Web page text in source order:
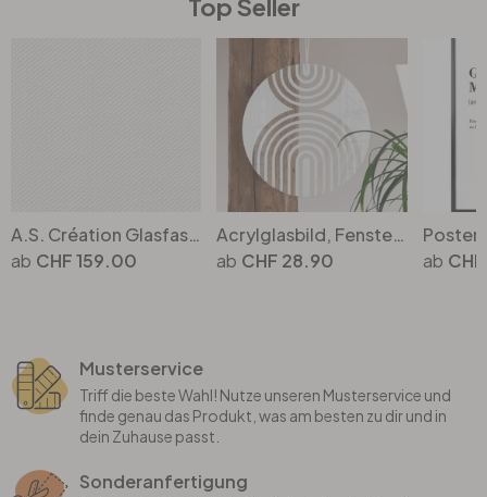
Top Seller
A.S. Création Glasfasertapete stoss- und kratzfest weiss, überstreichbar
CHF 159.00
Acrylglasbild, Fensterbild zum Aufhängen Abstrakter Bogen - Rund
CHF 28.90
Musterservice
Triff die beste Wahl! Nutze unseren Musterservice und
finde genau das Produkt, was am besten zu dir und in
dein Zuhause passt.
Sonderanfertigung